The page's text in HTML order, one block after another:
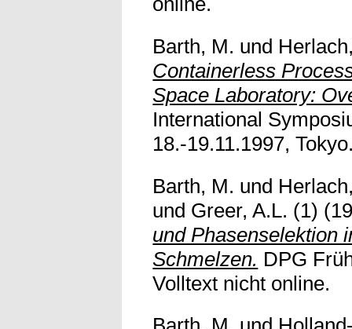
Barth, M. und
Containerless
Space Laboratory:
International
18.-19.11.1997,
Barth, M. und
und Greer, A.L. (1)
und Phasenselektion
Schmelzen. DPG
Volltext nicht online.